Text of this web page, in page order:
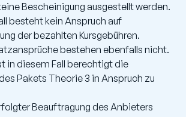
Bescheinigung ausgestellt werden.
besteht kein Anspruch auf
der bezahlten Kursgebühren.
bestehen ebenfalls nicht.
in diesem Fall berechtigt die
Pakets Theorie 3 in Anspruch zu
Beauftragung des Anbieters